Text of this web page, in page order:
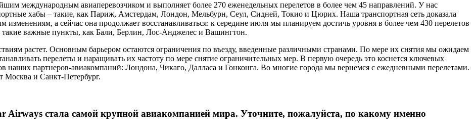
международным авиаперевозчиком и выполняет более 270 еженедельных перелетов в более чем 45 направлений. У нас
хабы – такие, как Париж, Амстердам, Лондон, Мельбурн, Сеул, Сидней, Токио и Цюрих. Наша транспортная сеть доказала
изменениям, а сейчас она продолжает восстанавливаться: к середине июля мы планируем достичь уровня в более чем 430 перелетов
важные пункты, как Бали, Берлин, Лос-Анджелес и Вашингтон.
растет. Основным барьером остаются ограничения по въезду, введенные различными странами. По мере их снятия мы ожидаем
перелеты и наращивать их частоту по мере снятие ограничительных мер. В первую очередь это коснется ключевых
партнеров-авиакомпаний: Лондона, Чикаго, Далласа и Гонконга. Во многие города мы вернемся с ежедневными перелетами.
Москва и Санкт-Петербург.
Airways стала самой крупной авиакомпанией мира. Уточните, пожалуйста, по какому именно